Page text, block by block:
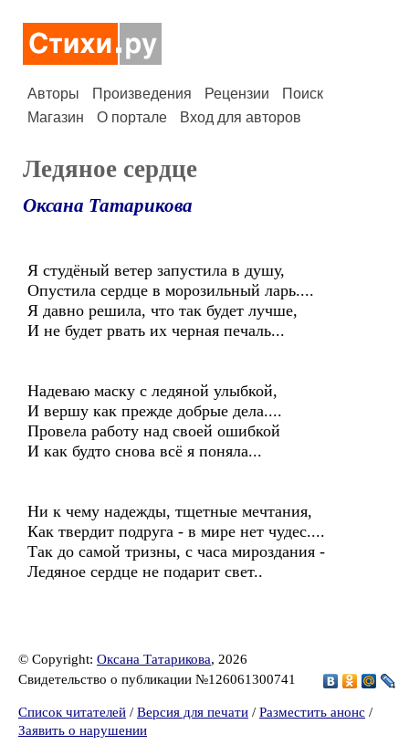
Авторы Произведения Рецензии
Поиск
Магазин
О портале Вход для авторов
Ледяное сердце
Оксана Татарикова
Я студёный ветер запустила в душу,
Опустила сердце в морозильный ларь....
Я давно решила, что так будет лучше,
И не будет рвать их черная печаль...
Надеваю маску с ледяной улыбкой,
И вершу как прежде добрые дела....
Провела работу над своей ошибкой
И как будто снова всё я поняла...
Ни к чему надежды, тщетные мечтания,
Как твердит подруга - в мире нет чудес....
Так до самой тризны, с часа мироздания -
Ледяное сердце не подарит свет..
© Copyright: Оксана Татарикова, 2026
Свидетельство о публикации №126061300741
Список читателей / Версия для печати / Разместить анонс /
Заявить о нарушении